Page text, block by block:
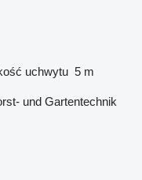
uchwytu 5 m
und Gartentechnik